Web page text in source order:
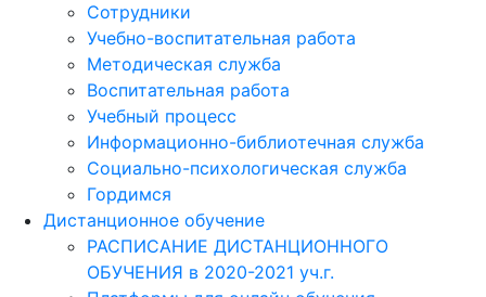
Сотрудники
Учебно-воспитательная работа
Методическая служба
Воспитательная работа
Учебный процесс
Информационно-библиотечная служба
Социально-психологическая служба
Гордимся
Дистанционное обучение
РАСПИСАНИЕ ДИСТАНЦИОННОГО
ОБУЧЕНИЯ в 2020-2021 уч.г.